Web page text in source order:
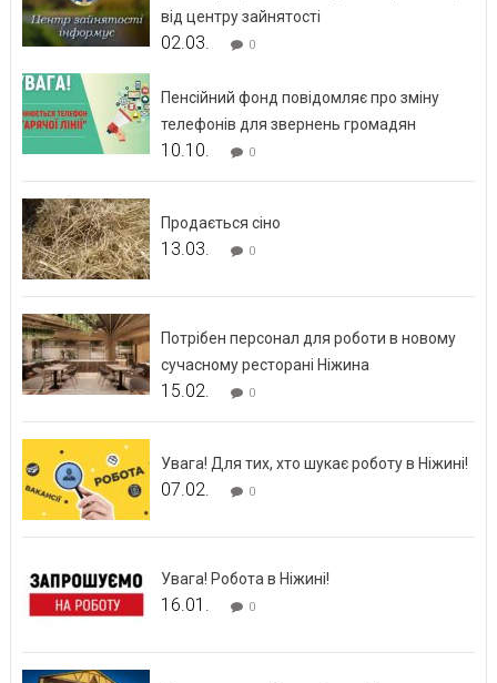
від центру зайнятості
02.03. 0
Пенсійний фонд повідомляє про зміну
телефонів для звернень громадян
10.10. 0
Продається сіно
13.03. 0
Потрібен персонал для роботи в новому
сучасному ресторані Ніжина
15.02. 0
Увага! Для тих, хто шукає роботу в Ніжині!
07.02. 0
Увага! Робота в Ніжині!
16.01. 0